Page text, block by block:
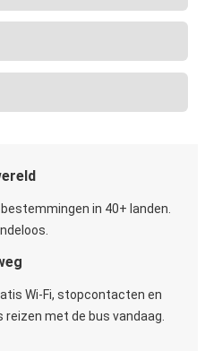
in 40+ landen.
Wi-Fi, stopcontacten en
met de bus vandaag.